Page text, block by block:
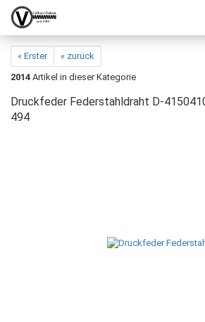
« Erster
« zurück
2014 Artikel in dieser Kategorie
Druckfeder Federstahldraht D-
494